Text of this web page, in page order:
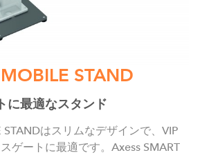
STAND
に最適なスタンド
STANDはスリムなデザインで、VIP
ゲートに最適です。Axess SMART